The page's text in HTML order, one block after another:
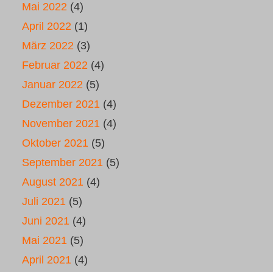
Mai 2022 (4)
April 2022 (1)
März 2022 (3)
Februar 2022 (4)
Januar 2022 (5)
Dezember 2021 (4)
November 2021 (4)
Oktober 2021 (5)
September 2021 (5)
August 2021 (4)
Juli 2021 (5)
Juni 2021 (4)
Mai 2021 (5)
April 2021 (4)